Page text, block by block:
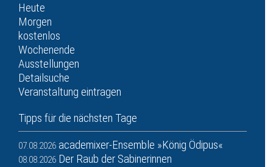
Heute
Morgen
kostenlos
Wochenende
Ausstellungen
Detailsuche
Veranstaltung eintragen
Tipps für die nächsten Tage
07.08.2026 academixer-Ensemble »König Ödipus«
08.08.2026 Der Raub der Sabinerinnen